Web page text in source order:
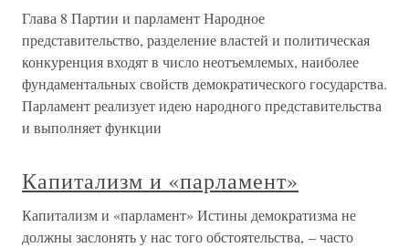
Глава 8 Партии и парламент Народное
представительство, разделение властей и политическая
конкуренция входят в число неотъемлемых, наиболее
фундаментальных свойств демократического государства.
Парламент реализует идею народного представительства
и выполняет функции
Капитализм и «парламент»
Капитализм и «парламент» Истины демократизма не
должны заслонять у нас того обстоятельства, – часто